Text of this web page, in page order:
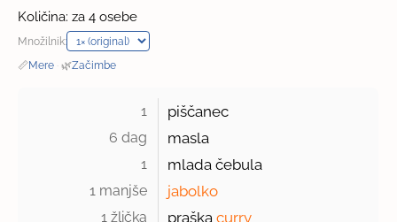
Količina: za 4 osebe
Množilnik:
📏Mere · 🌿Začimbe
1 piščanec
6 dag masla
1 mlada čebula
1 manjše jabolko
1 žlička praškacurry